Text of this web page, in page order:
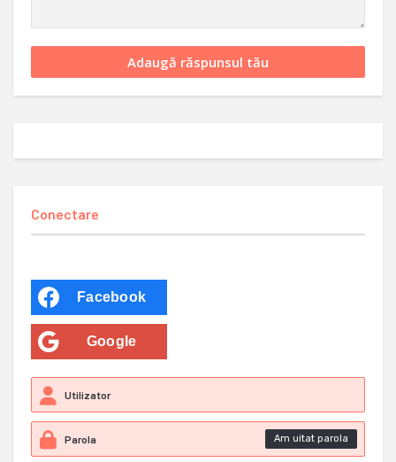
Conectare
Facebook
Google
Am uitat parola